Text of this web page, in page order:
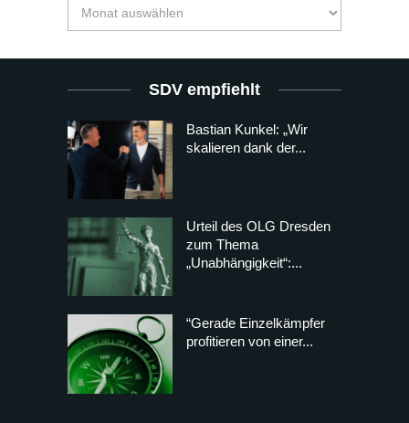
SDV empfiehlt
Bastian Kunkel: „Wir
skalieren dank der...
Urteil des OLG Dresden
zum Thema
„Unabhängigkeit“:...
“Gerade Einzelkämpfer
profitieren von einer...